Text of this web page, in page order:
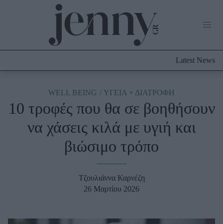
Culture
Fashion
Shopping
Beauty - Ομορφιά
Μαλλιά - Νύχια
Latest News
WELL BEING ΥΓΕΙΑ + ΔΙΑΤΡΟΦΗ
10 τροφές που θα σε βοηθήσουν
να χάσεις κιλά με υγιή και
βιώσιμο τρόπο
Τζουλιάννα Καρνέζη
26 Μαρτίου 2026